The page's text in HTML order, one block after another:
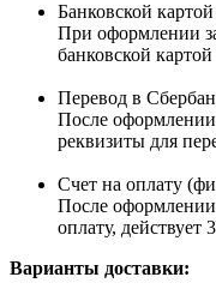
Банковской
При оформлении
банковской
Перевод в
После
реквизиты для
Счет на оплату
После оформлении
оплату, действует
Варианты доставки: